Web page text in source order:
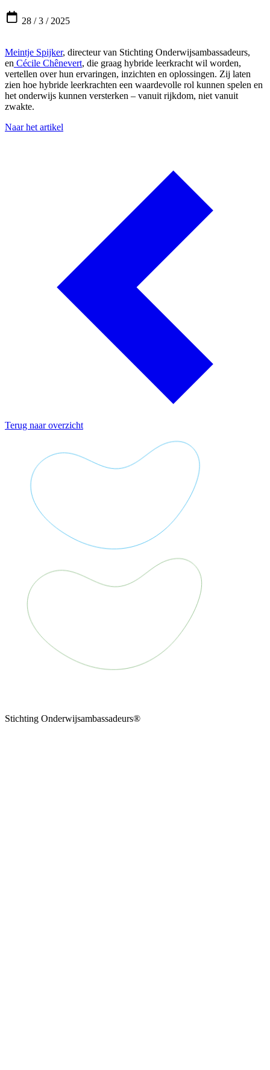
28 / 3 / 2025
Meintje Spijker, directeur van Stichting Onderwijsambassadeurs,
en Cécile Chênevert, die graag hybride leerkracht wil worden,
vertellen over hun ervaringen, inzichten en oplossingen. Zij laten
zien hoe hybride leerkrachten een waardevolle rol kunnen spelen en
het onderwijs kunnen versterken – vanuit rijkdom, niet vanuit
zwakte.
Naar het artikel
Terug naar overzicht
Stichting Onderwijsambassadeurs®